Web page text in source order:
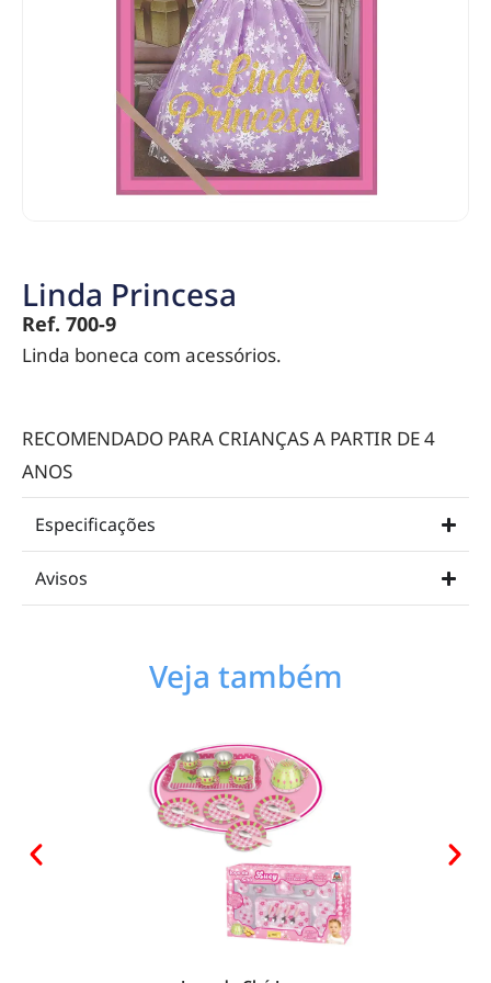
Linda Princesa
Ref. 700-9
Linda boneca com acessórios.
RECOMENDADO PARA CRIANÇAS A PARTIR DE 4
ANOS
Especificações
Avisos
Veja também